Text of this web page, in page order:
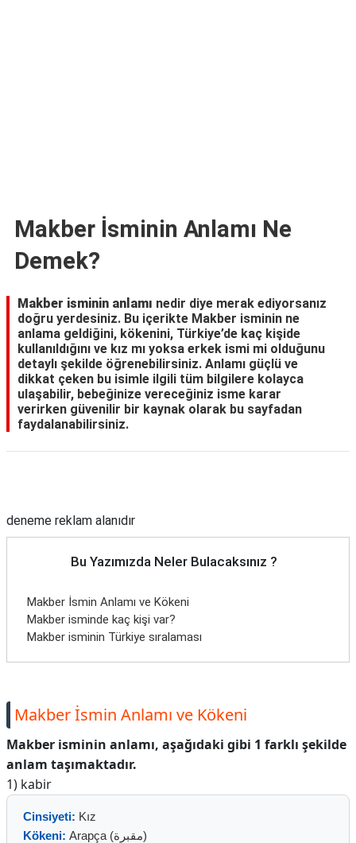
Makber İsminin Anlamı Ne
Demek?
Makber isminin anlamı nedir diye merak ediyorsanız
doğru yerdesiniz. Bu içerikte Makber isminin ne
anlama geldiğini, kökenini, Türkiye’de kaç kişide
kullanıldığını ve kız mı yoksa erkek ismi mi olduğunu
detaylı şekilde öğrenebilirsiniz. Anlamı güçlü ve
dikkat çeken bu isimle ilgili tüm bilgilere kolayca
ulaşabilir, bebeğinize vereceğiniz isme karar
verirken güvenilir bir kaynak olarak bu sayfadan
faydalanabilirsiniz.
deneme reklam alanıdır
Bu Yazımızda Neler Bulacaksınız ?
Makber İsmin Anlamı ve Kökeni
Makber isminde kaç kişi var?
Makber isminin Türkiye sıralaması
Makber İsmin Anlamı ve Kökeni
Makber isminin anlamı, aşağıdaki gibi 1 farklı şekilde
anlam taşımaktadır.
1) kabir
Cinsiyeti: Kız
Kökeni:
Arapça (مقبرة)